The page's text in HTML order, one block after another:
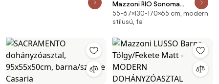
Mazzoni RIO Sonoma
Tölgy/Fekete Matt -
NYITHATÓ/MAGASÍTHATÓ
ÉTKEZŐASZTAL ÉS
DOHÁNYZÓASZTAL EGYBEN
55-67×130-170×65 cm, modern
stílusú, fa